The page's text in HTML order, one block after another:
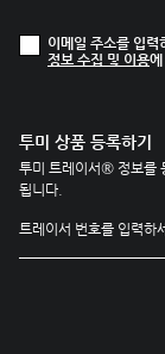
이메일 주소를 입력
정보 수집 및 이용에
투미 상품 등록하기
투미 트레이서® 정보를
됩니다.